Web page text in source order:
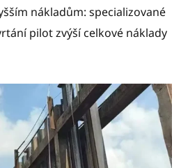
nákladům: specializované
pilot zvýší celkové náklady